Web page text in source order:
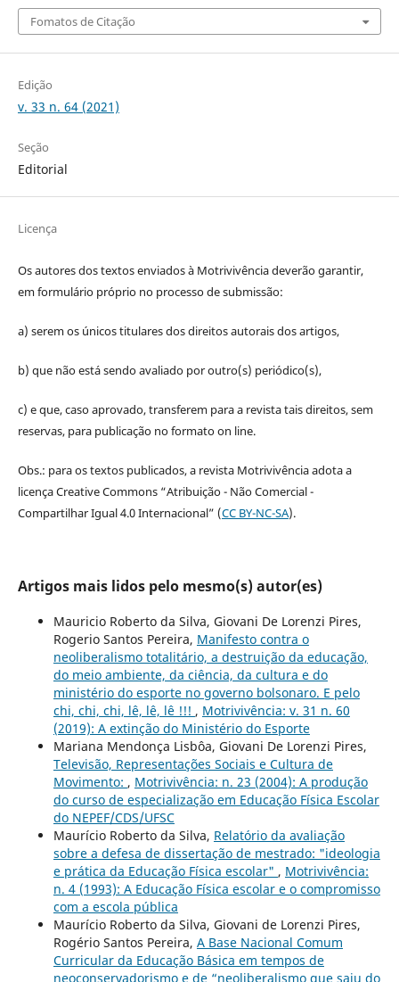
Fomatos de Citação
Edição
v. 33 n. 64 (2021)
Seção
Editorial
Licença
Os autores dos textos enviados à Motrivivência deverão garantir,
em formulário próprio no processo de submissão:
a) serem os únicos titulares dos direitos autorais dos artigos,
b) que não está sendo avaliado por outro(s) periódico(s),
c) e que, caso aprovado, transferem para a revista tais direitos, sem
reservas, para publicação no formato on line.
Obs.: para os textos publicados, a revista Motrivivência adota a
licença Creative Commons “Atribuição - Não Comercial -
Compartilhar Igual 4.0 Internacional” (CC BY-NC-SA).
Artigos mais lidos pelo mesmo(s) autor(es)
Mauricio Roberto da Silva, Giovani De Lorenzi Pires,
Rogerio Santos Pereira, Manifesto contra o
neoliberalismo totalitário, a destruição da educação,
do meio ambiente, da ciência, da cultura e do
ministério do esporte no governo bolsonaro. E pelo
chi, chi, chi, lê, lê, lê !!! , Motrivivência: v. 31 n. 60
(2019): A extinção do Ministério do Esporte
Mariana Mendonça Lisbôa, Giovani De Lorenzi Pires,
Televisão, Representações Sociais e Cultura de
Movimento: , Motrivivência: n. 23 (2004): A produção
do curso de especialização em Educação Física Escolar
do NEPEF/CDS/UFSC
Maurício Roberto da Silva, Relatório da avaliação
sobre a defesa de dissertação de mestrado: "ideologia
e prática da Educação Física escolar" , Motrivivência:
n. 4 (1993): A Educação Física escolar e o compromisso
com a escola pública
Maurício Roberto da Silva, Giovani de Lorenzi Pires,
Rogério Santos Pereira, A Base Nacional Comum
Curricular da Educação Básica em tempos de
neoconservadorismo e de “neoliberalismo que saiu do